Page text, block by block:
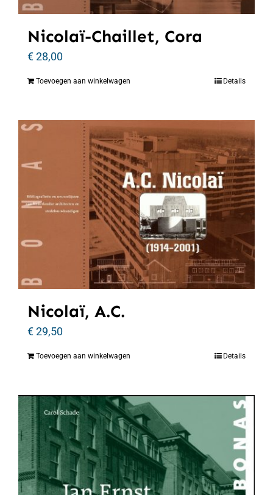
Nicolaï-Chaillet, Cora
€28,00
Toevoegen aan winkelwagen Details
Nicolaï, A.C.
€29,50
Toevoegen aan winkelwagen Details